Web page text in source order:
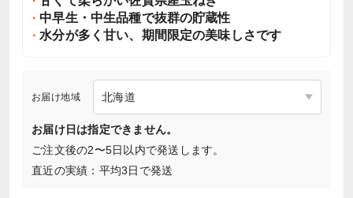
中早生・中生品種で抜群の貯蔵性
水分が多く甘い、期間限定の美味しさです
お届け地域
お届け日は指定できません。
ご注文後の2〜5日以内で発送します。
直近の実績：平均3日で発送